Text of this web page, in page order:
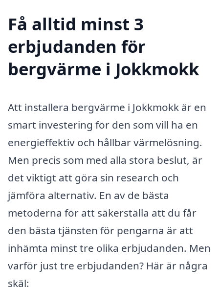
Få alltid minst 3
erbjudanden för
bergvärme i Jokkmokk
Att installera bergvärme i Jokkmokk är en
smart investering för den som vill ha en
energieffektiv och hållbar värmelösning.
Men precis som med alla stora beslut, är
det viktigt att göra sin research och
jämföra alternativ. En av de bästa
metoderna för att säkerställa att du får
den bästa tjänsten för pengarna är att
inhämta minst tre olika erbjudanden. Men
varför just tre erbjudanden? Här är några
skäl: